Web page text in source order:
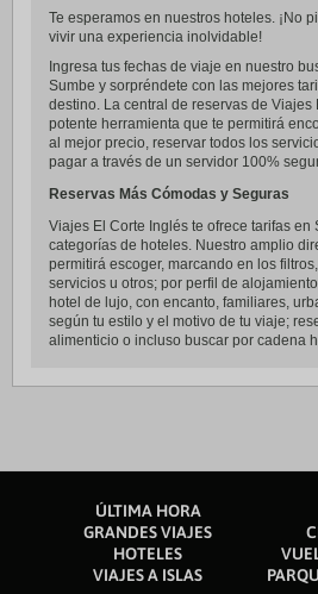
Te esperamos en nuestros hoteles. ¡No
vivir una experiencia inolvidable!
Ingresa tus fechas de viaje en nuestro
Sumbe y sorpréndete con las mejores
destino. La central de reservas de Viajes
potente herramienta que te permitirá
al mejor precio, reservar todos los
pagar a través de un servidor 100%
Reservas Más Cómodas y Seguras
Viajes El Corte Inglés te ofrece tarifas en
categorías de hoteles. Nuestro amplio
permitirá escoger, marcando en los
servicios u otros; por perfil de
hotel de lujo, con encanto, familiares,
según tu estilo y el motivo de tu viaje;
alimenticio o incluso buscar por cadena
ÚLTIMA HORA
GRANDES VIAJES
HOTELES
VIAJES A ISLAS